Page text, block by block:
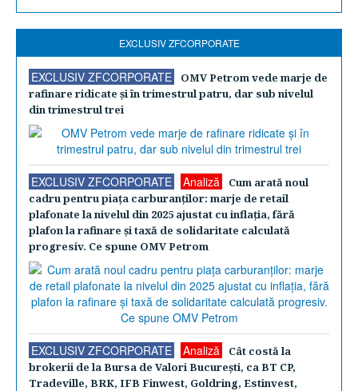
EXCLUSIV ZFCORPORATE
EXCLUSIV ZFCORPORATE
OMV Petrom vede marje de
rafinare ridicate şi în trimestrul patru, dar sub nivelul
din trimestrul trei
EXCLUSIV ZFCORPORATE Analiză
Cum arată noul
cadru pentru piaţa carburanţilor: marje de retail
plafonate la nivelul din 2025 ajustat cu inflaţia, fără
plafon la rafinare şi taxă de solidaritate calculată
progresiv. Ce spune OMV Petrom
EXCLUSIV ZFCORPORATE Analiză
Cât costă la
brokerii de la Bursa de Valori Bucureşti, ca BT CP,
Tradeville, BRK, IFB Finwest, Goldring, Estinvest,